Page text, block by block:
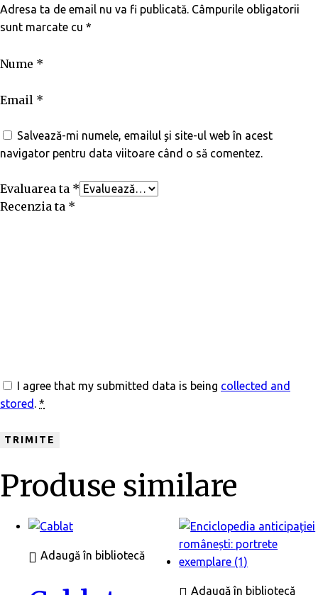
Adresa ta de email nu va fi publicată. Câmpurile obligatorii
sunt marcate cu *
Nume *
Email *
Salvează-mi numele, emailul și site-ul web în acest
navigator pentru data viitoare când o să comentez.
Evaluarea ta *
Recenzia ta *
I agree that my submitted data is being collected and
stored . *
Produse similare
Adaugă în bibliotecă
Adaugă în bibliotecă